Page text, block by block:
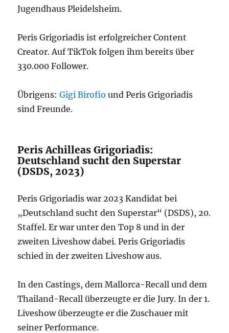
Jugendhaus Pleidelsheim.
Peris Grigoriadis ist erfolgreicher Content
Creator. Auf TikTok folgen ihm bereits über
330.000 Follower.
Übrigens:Gigi Birofio und Peris Grigoriadis
sind Freunde.
Peris Achilleas Grigoriadis:
Deutschland sucht den Superstar
(DSDS, 2023)
Peris Grigoriadis war 2023 Kandidat bei
„Deutschland sucht den Superstar“ (DSDS), 20.
Staffel. Er war unter den Top 8 und in der
zweiten Liveshow dabei. Peris Grigoriadis
schied in der zweiten Liveshow aus.
In den Castings, dem Mallorca-Recall und dem
Thailand-Recall überzeugte er die Jury. In der 1.
Liveshow überzeugte er die Zuschauer mit
seiner Performance.